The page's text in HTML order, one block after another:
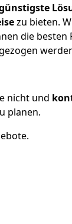
zu bieten.
die besten
nicht und
planen.